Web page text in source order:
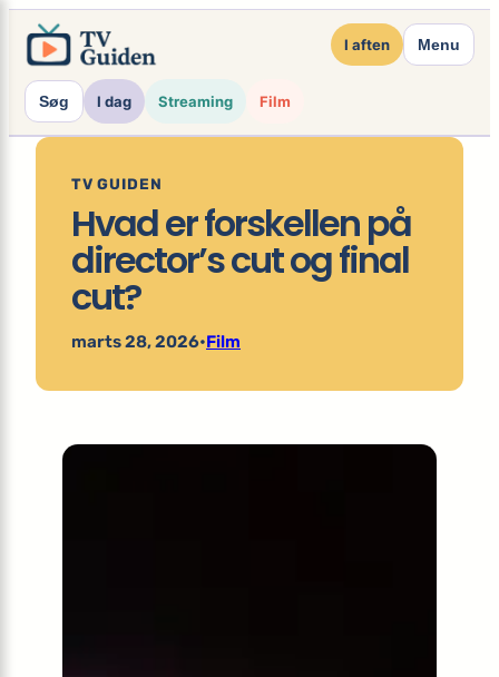
Spring
indhold
I aften Menu
Søg I dag Streaming Film
TV GUIDEN
Hvad er forskellen på
director’s cut og final
cut?
marts 28, 2026•Film